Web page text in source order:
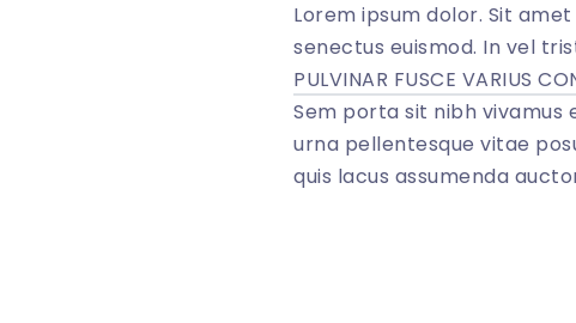
Lorem ipsum dolor. Sit
senectus euismod. In vel
PULVINAR FUSCE VARIUS
Sem porta sit nibh vivamus
urna pellentesque vitae
quis lacus assumenda